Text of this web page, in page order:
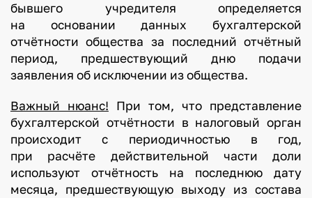
бывшего учредителя определяется
на основании данных бухгалтерской
отчётности общества за последний отчётный
период, предшествующий дню подачи
заявления об исключении из общества.
Важный нюанс! При том, что представление
бухгалтерской отчётности в налоговый орган
происходит с периодичностью в год,
при расчёте действительной части доли
используют отчётность на последнюю дату
месяца, предшествующую выходу из состава